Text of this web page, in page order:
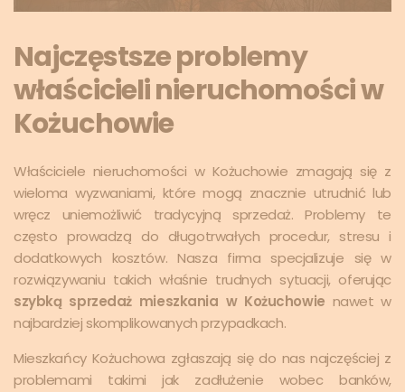
Najczęstsze problemy
właścicieli nieruchomości w
Kożuchowie
Właściciele nieruchomości w Kożuchowie zmagają się z
wieloma wyzwaniami, które mogą znacznie utrudnić lub
wręcz uniemożliwić tradycyjną sprzedaż. Problemy te
często prowadzą do długotrwałych procedur, stresu i
dodatkowych kosztów. Nasza firma specjalizuje się w
rozwiązywaniu takich właśnie trudnych sytuacji, oferując
szybką sprzedaż mieszkania w Kożuchowie nawet w
najbardziej skomplikowanych przypadkach.
Mieszkańcy Kożuchowa zgłaszają się do nas najczęściej z
problemami takimi jak zadłużenie wobec banków,